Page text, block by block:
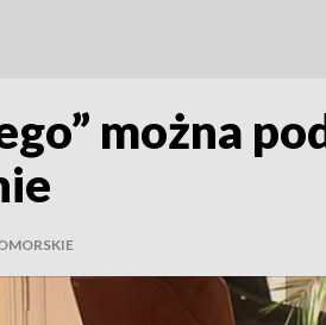
można